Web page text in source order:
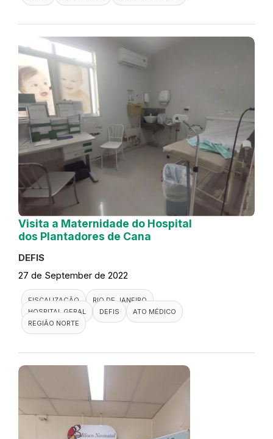
Visita a Maternidade do Hospital
dos Plantadores de Cana
DEFIS
27 de September de 2022
FISCALIZAÇÃO
RIO DE JANEIRO
HOSPITAL GERAL
DEFIS
ATO MÉDICO
REGIÃO NORTE